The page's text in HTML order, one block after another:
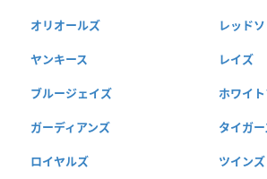
オリオールズ レッド
ヤンキース レイズ
ブルージェイズ ホワイ
ガーディアンズ タイガー
ロイヤルズ ツインズ